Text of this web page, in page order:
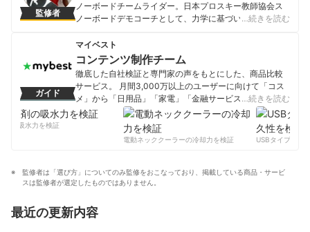
監修者
ノーボードチームライダー。日本プロスキー教師協会ス
ノーボードデモコーチとして、力学に基づいたスノーボ
スンやバインディングのセッティング診断に定評あり。
スノーシーズンは主に、神立スノーリゾート（新潟県）
で自身のレッスンプログラム「超塾」を開催。夏場は地
元舞鶴市にてスクーバダイビングとSUPのガイドを務め
る。著書として『もっとカッコよく滑る！スノーボー
ド』(メイツ出版)、『はじめてでも絶対うまくなる！スノ
ーボード』（主婦の友社）、e-book『もっと優雅にカッ
コ良く滑る！スノーボード』（Kindle）。
出口超のプロフィール
…続きを読む
ガイド
マイベスト
コンテンツ制作チーム
徹底した自社検証と専門家の声をもとにした、商品比較
サービス。 月間3,000万以上のユーザーに向けて「コス
メ」から「日用品」「家電」「金融サービス」まで、ベ
ストな商品を選んでもらうために、毎日コンテンツを制
コンテンツ制作チームのプロフィール
…続きを読む
の吸水力を検証
電動ネッククーラーの冷却力を検証
USBタイプCケー
監修者は「選び方」についてのみ監修をおこなっており、掲載している商品・サービ
スは監修者が選定したものではありません。
最近の更新内容